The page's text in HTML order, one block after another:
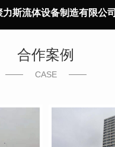
力斯流体设备制造有限公司
合作案例
CASE